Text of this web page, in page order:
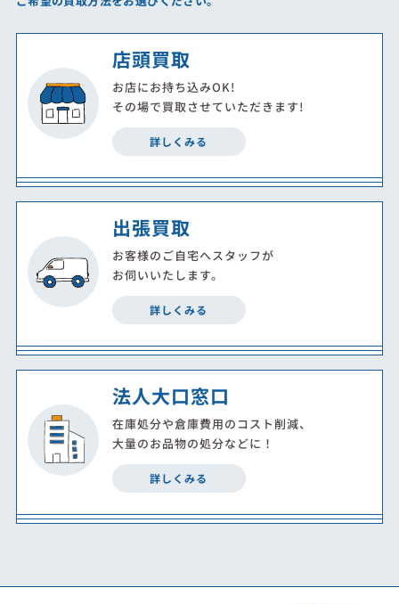
店頭買取
お店にお持ち込みOK!
その場で買取させていただきます!
詳しくみる
出張買取
お客様のご自宅へスタッフが
お伺いいたします。
詳しくみる
法人大口窓口
在庫処分や倉庫費用のコスト削減、
大量のお品物の処分などに！
詳しくみる